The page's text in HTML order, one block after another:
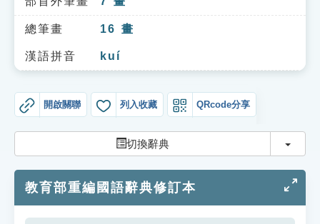
單字索引
生命大百科索引
遊戲專區
教學應用
貓頭鷹博士
總筆畫 16 畫
漢語拼音 kuí
開啟關聯 列入收藏 QRcode分享
切換辭典 切換
教育部重編國語辭典修訂本